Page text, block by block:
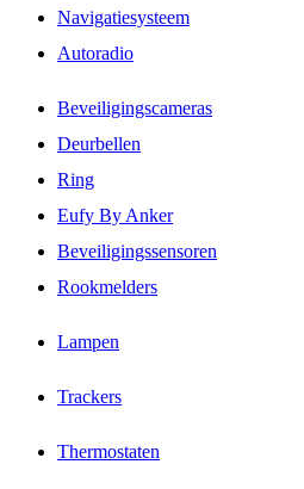
Navigatiesysteem
Autoradio
Beveiligingscameras
Deurbellen
Ring
Eufy By Anker
Beveiligingssensoren
Rookmelders
Lampen
Trackers
Thermostaten